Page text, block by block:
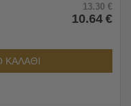
13.30 €
10.64 €